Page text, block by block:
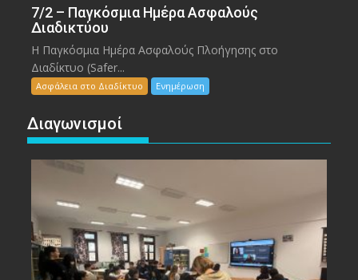
7/2 – Παγκόσμια Ημέρα Ασφαλούς
Διαδικτύου
Η Παγκόσμια Ημέρα Ασφαλούς Πλοήγησης στο
Διαδίκτυο (Safer...
Ασφάλεια στο Διαδίκτυο Ενημέρωση
Διαγωνισμοί